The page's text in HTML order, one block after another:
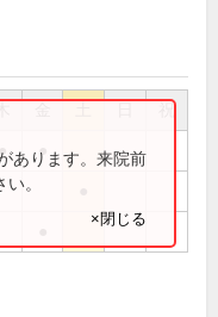
祝
● ●
あります。来院前
。
×閉じる